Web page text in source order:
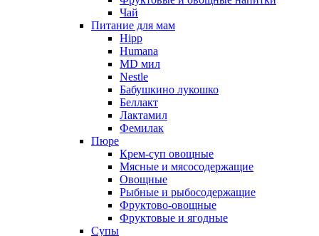
Чай
Питание для мам
Hipp
Humana
MD мил
Nestle
Бабушкино лукошко
Беллакт
Лактамил
Фемилак
Пюре
Крем-суп овощные
Мясные и мясосодержащие
Овощные
Рыбные и рыбосодержащие
Фруктово-овощные
Фруктовые и ягодные
Супы